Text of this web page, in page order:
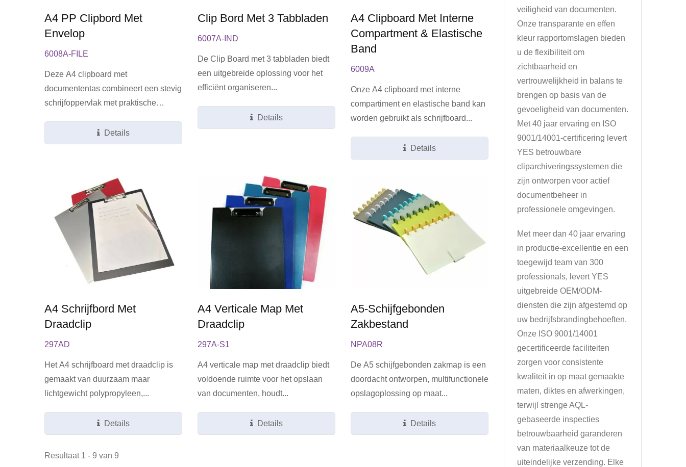
A4 PP Clipbord Met
Envelop
6008A-FILE
Deze A4 clipboard met
documententas combineert een stevig
schrijfoppervlak met praktische
Details
Clip Bord Met 3 Tabbladen
6007A-IND
De Clip Board met 3 tabbladen biedt
een uitgebreide oplossing voor het
efficiënt organiseren...
Details
A4 Clipboard Met Interne
Compartment & Elastische
Band
6009A
Onze A4 clipboard met interne
compartiment en elastische band kan
worden gebruikt als schrijfboard...
Details
A4 Schrijfbord Met
Draadclip
297AD
Het A4 schrijfboard met draadclip is
gemaakt van duurzaam maar
lichtgewicht polypropyleen,...
Details
A4 Verticale Map Met
Draadclip
297A-S1
A4 verticale map met draadclip biedt
voldoende ruimte voor het opslaan
van documenten, houdt...
Details
A5-Schijfgebonden
Zakbestand
NPA08R
De A5 schijfgebonden zakmap is een
doordacht ontworpen, multifunctionele
opslagoplossing op maat...
Details
Resultaat 1 - 9 van 9
veiligheid van documenten.
Onze transparante en effen
kleur rapportomslagen bieden
u de flexibiliteit om
zichtbaarheid en
vertrouwelijkheid in balans te
brengen op basis van de
gevoeligheid van documenten.
Met 40 jaar ervaring en ISO
9001/14001-certificering levert
YES betrouwbare
cliparchiveringssystemen die
zijn ontworpen voor actief
documentbeheer in
professionele omgevingen.
Met meer dan 40 jaar ervaring
in productie-excellentie en een
toegewijd team van 300
professionals, levert YES
uitgebreide OEM/ODM-
diensten die zijn afgestemd op
uw bedrijfsbrandingbehoeften.
Onze ISO 9001/14001
gecertificeerde faciliteiten
zorgen voor consistente
kwaliteit in op maat gemaakte
maten, diktes en afwerkingen,
terwijl strenge AQL-
gebaseerde inspecties
betrouwbaarheid garanderen
van materiaalkeuze tot de
uiteindelijke verzending. Elke